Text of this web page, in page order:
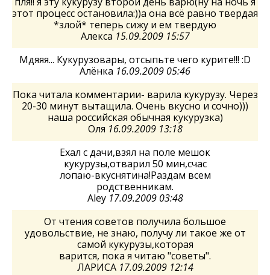
этот процесс остановила:))а она всё равно твердая
*злой* теперь сижу и ем твердую
Алекса 15.09.2009 15:57
Мдяяя... Кукурузовары, отсыпьте чего курите!!! :D
Алёнка 16.09.2009 05:46
Пока читала комментарии- варила кукурузу. Через
20-30 минут вытащила. Очень вкусно и сочно)))
наша российская обычная кукурузка)
Оля 16.09.2009 13:18
Ехал с дачи,взял на поле мешок
кукурузы,отварил 50 мин,cчас
лопаю-вкуснятина!Раздам всем
родственникам.
Aley 17.09.2009 03:48
От чтения советов получила большое
удовольствие, не знаю, получу ли такое же от
самой кукурузы,которая
варится, пока я читаю "советы".
ЛАРИСА 17.09.2009 12:14